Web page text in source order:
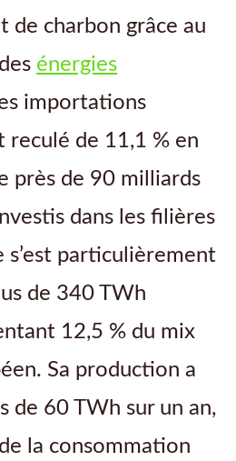
de charbon grâce au
énergies
importations
reculé de 11,1 % en
près de 90 milliards
dans les filières
s’est particulièrement
de 340 TWh
12,5 % du mix
Sa production a
de 60 TWh sur un an,
la consommation